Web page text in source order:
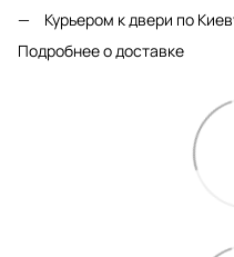
Курьером к двери по
Подробнее о доставке